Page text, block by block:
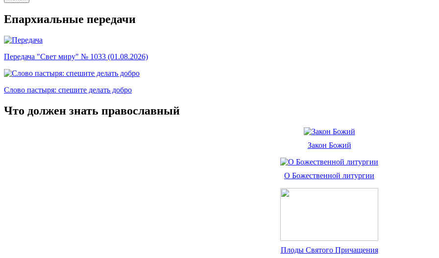
Епархиальные передачи
Передача "Свет миру" № 1033 (01.08.2026)
Слово пастыря: спешите делать добро
Что должен знать православный
Закон Божий
О Божественной литургии
Плоды Святого Причащения